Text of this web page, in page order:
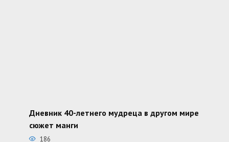
Дневник 40-летнего мудреца в другом мире
сюжет манги
186